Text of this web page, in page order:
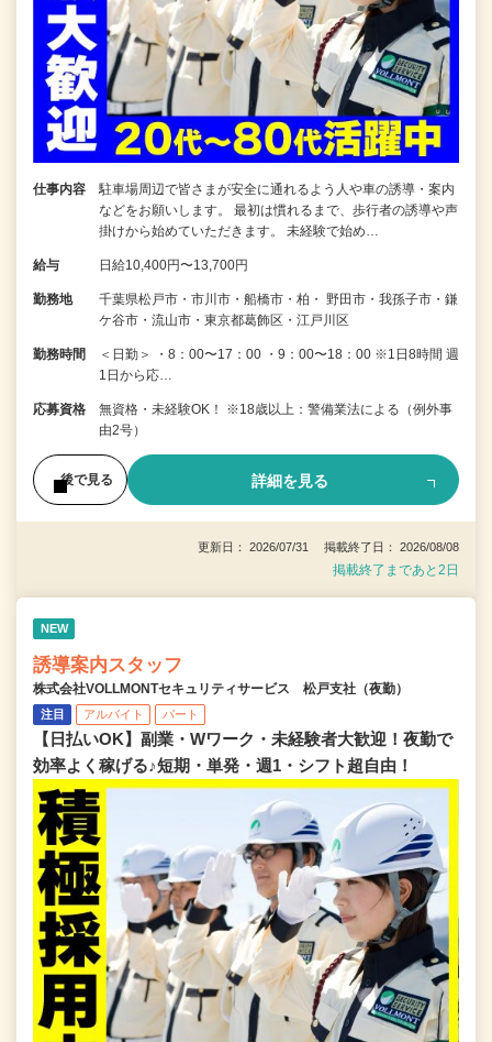
仕事内容
駐車場周辺で皆さまが安全に通れるよう人や車の誘導・案内
などをお願いします。 最初は慣れるまで、歩行者の誘導や声
掛けから始めていただきます。 未経験で始め…
給与 日給10,400円〜13,700円
勤務地
千葉県松戸市・市川市・船橋市・柏・ 野田市・我孫子市・鎌
ケ谷市・流山市・東京都葛飾区・江戸川区
勤務時間
＜日勤＞ ・8：00〜17：00 ・9：00〜18：00 ※1日8時間 週
1日から応…
応募資格
無資格・未経験OK！ ※18歳以上：警備業法による（例外事
由2号）
後で見る 詳細を見る
更新日： 2026/07/31 掲載終了日： 2026/08/08
掲載終了まであと2日
NEW
誘導案内スタッフ
株式会社VOLLMONTセキュリティサービス 松戸支社（夜勤）
注目 アルバイト パート
【日払いOK】副業・Wワーク・未経験者大歓迎！夜勤で
効率よく稼げる♪短期・単発・週1・シフト超自由！